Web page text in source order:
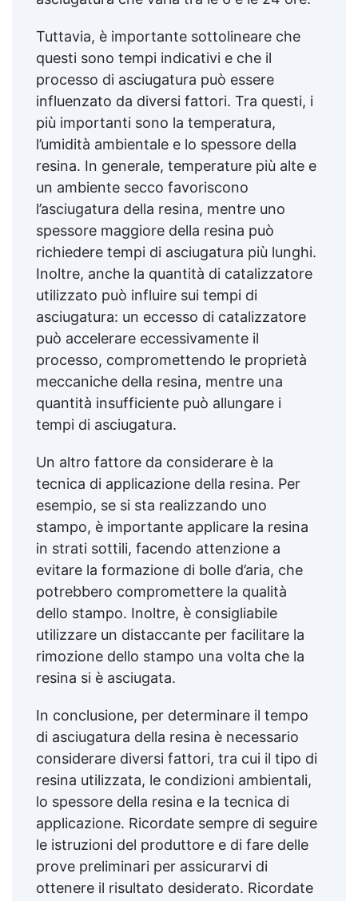
Tuttavia, è importante sottolineare che
questi sono tempi indicativi e che il
processo di asciugatura può essere
influenzato da diversi fattori. Tra questi, i
più importanti sono la temperatura,
l’umidità ambientale e lo spessore della
resina. In generale, temperature più alte e
un ambiente secco favoriscono
l’asciugatura della resina, mentre uno
spessore maggiore della resina può
richiedere tempi di asciugatura più lunghi.
Inoltre, anche la quantità di catalizzatore
utilizzato può influire sui tempi di
asciugatura: un eccesso di catalizzatore
può accelerare eccessivamente il
processo, compromettendo le proprietà
meccaniche della resina, mentre una
quantità insufficiente può allungare i
tempi di asciugatura.
Un altro fattore da considerare è la
tecnica di applicazione della resina. Per
esempio, se si sta realizzando uno
stampo, è importante applicare la resina
in strati sottili, facendo attenzione a
evitare la formazione di bolle d’aria, che
potrebbero compromettere la qualità
dello stampo. Inoltre, è consigliabile
utilizzare un distaccante per facilitare la
rimozione dello stampo una volta che la
resina si è asciugata.
In conclusione, per determinare il tempo
di asciugatura della resina è necessario
considerare diversi fattori, tra cui il tipo di
resina utilizzata, le condizioni ambientali,
lo spessore della resina e la tecnica di
applicazione. Ricordate sempre di seguire
le istruzioni del produttore e di fare delle
prove preliminari per assicurarvi di
ottenere il risultato desiderato. Ricordate